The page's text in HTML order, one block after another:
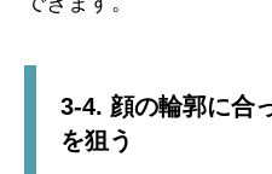
3-4. 顔の輪郭に合
を狙う